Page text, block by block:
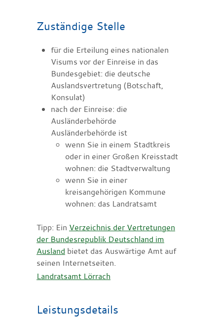
Zuständige Stelle
für die Erteilung eines nationalen
Visums vor der Einreise in das
Bundesgebiet: die deutsche
Auslandsvertretung (Botschaft,
Konsulat)
nach der Einreise: die
Ausländerbehörde
Ausländerbehörde ist
wenn Sie in einem Stadtkreis
oder in einer Großen Kreisstadt
wohnen: die Stadtverwaltung
wenn Sie in einer
kreisangehörigen Kommune
wohnen: das Landratsamt
Tipp: Ein Verzeichnis der Vertretungen
der Bundesrepublik Deutschland im
Ausland bietet das Auswärtige Amt auf
seinen Internetseiten.
Landratsamt Lörrach
Leistungsdetails